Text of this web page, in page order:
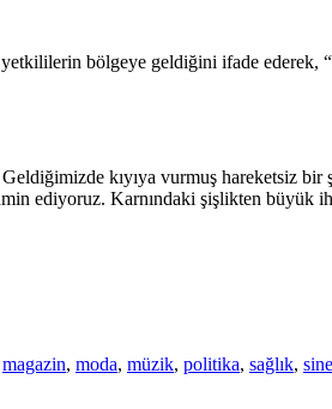
bölgeye geldiğini ifade ederek,
kıyıya vurmuş hareketsiz
ediyoruz. Karnındaki şişlikten büyük
magazin, moda, müzik, politika, sağlık,